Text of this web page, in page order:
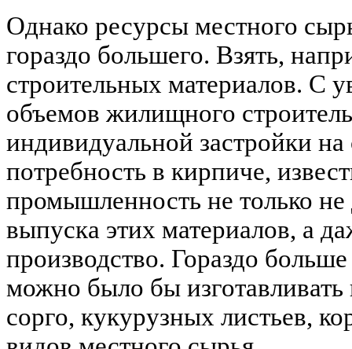
Однако ресурсы местного
гораздо большего. Взять,
строительных материалов. С
объемов жилищного
индивидуальной застройки на
потребность в кирпиче,
промышленность не только не
выпуска этих материалов, а
производство. Гораздо
можно было бы
сорго, кукурузных листьев,